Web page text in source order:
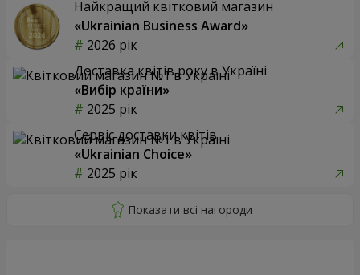
Найкращий квітковий магазин
«Ukrainian Business Award»
2026 рік
Доставка квітів року в Україні
«Вибір країни»
2025 рік
Сервіс доставки квітів
«Ukrainian Choice»
2025 рік